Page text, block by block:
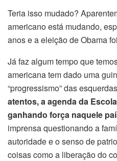
Teria isso mudado?
americano está mudando,
anos e a eleição de Obama
Já faz algum tempo que
americana tem dado uma
“progressismo” das
atentos, a agenda da
ganhando força naquele
imprensa questionando a
autoridade e o senso de
coisas como a liberação do